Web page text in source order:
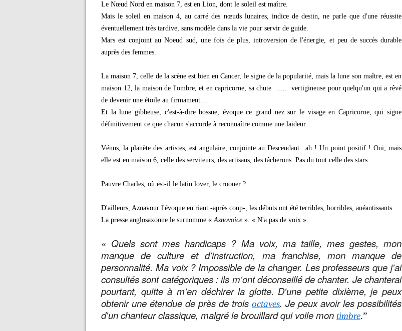
Le Nœud Nord en maison 7, est en Lion, dont le soleil est maître.
Mais le soleil en maison 4, au carré des nœuds lunaires, indice de destin, ne parle que d'une réussite
éventuellement très tardive, sans modèle dans la vie pour servir de guide.
Mars est conjoint au Noeud sud, une fois de plus, introversion de l'énergie, et peu de succès durable
auprès des femmes.
La maison 7, celle de la scène est bien en Cancer, le signe de la popularité, mais la lune son maître, est en
maison 12, la maison de l'ombre, et en capricorne, sa chute ….. vertigineuse pour quelqu'un qui a rêvé
de devenir une étoile au firmament....
Et la lune gibbeuse, c'est-à-dire bossue, évoque ce grand nez sur le visage en Capricorne, qui signe
définitivement ce que chacun s'accorde à reconnaître comme une laideur...
Vénus, la planète des artistes, est angulaire, conjointe au Descendant...ah ! Un point positif ! Oui, mais
elle est en maison 6, celle des serviteurs, des artisans, des tâcherons. Pas du tout celle des stars.
Pauvre Charles, où est-il le latin lover, le crooner ?
D'ailleurs, Aznavour l'évoque en riant -après coup-, les débuts ont été terribles, horribles, anéantissants.
La presse anglosaxonne le surnomme «Aznovoice ». « N'a pas de voix ».
« Quels sont mes handicaps ? Ma voix, ma taille, mes gestes, mon
manque de culture et d'instruction, ma franchise, mon manque de
personnalité. Ma voix ? Impossible de la changer. Les professeurs que j'ai
consultés sont catégoriques : ils m'ont déconseillé de chanter. Je chanterai
pourtant, quitte à m'en déchirer la glotte. D'une petite dixième, je peux
obtenir une étendue de près de trois octaves. Je peux avoir les possibilités
d'un chanteur classique, malgré le brouillard qui voile mon timbre.”